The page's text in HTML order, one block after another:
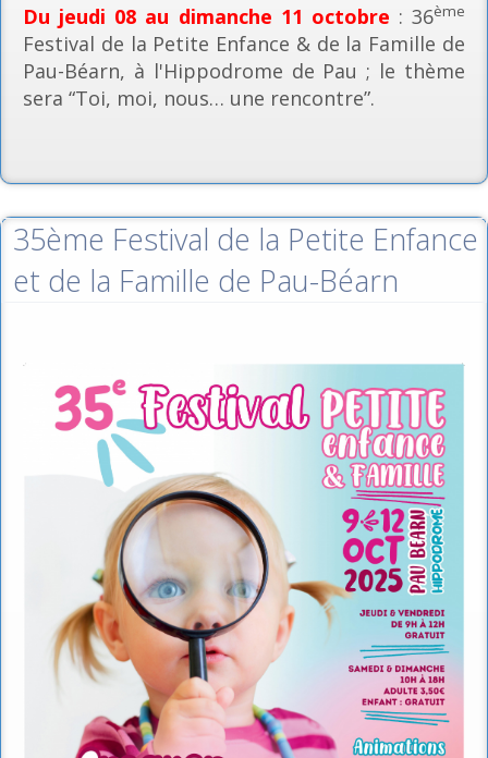
Du jeudi 08 au dimanche 11 octobre : 36ème
Festival de la Petite Enfance & de la Famille de
Pau-Béarn, à l'Hippodrome de Pau ; le thème
sera “Toi, moi, nous… une rencontre”.
35ème Festival de la Petite Enfance
et de la Famille de Pau-Béarn